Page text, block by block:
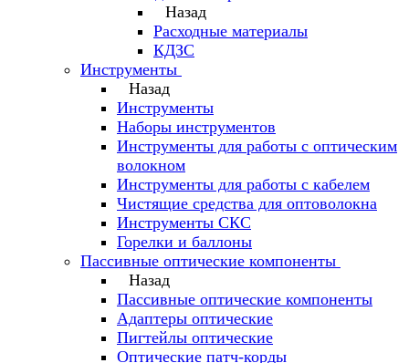
Назад
Расходные материалы
КДЗС
Инструменты
Назад
Инструменты
Наборы инструментов
Инструменты для работы с оптическим
волокном
Инструменты для работы с кабелем
Чистящие средства для оптоволокна
Инструменты СКС
Горелки и баллоны
Пассивные оптические компоненты
Назад
Пассивные оптические компоненты
Адаптеры оптические
Пигтейлы оптические
Оптические патч-корды